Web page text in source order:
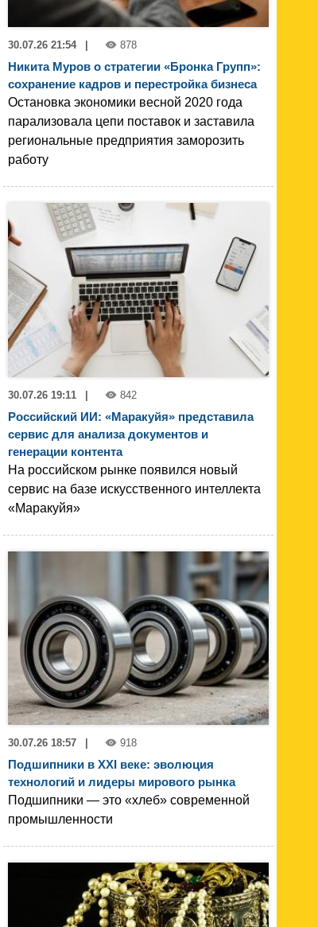
30.07.26 21:54 878
Никита Муров о стратегии «Бронка Групп»:
сохранение кадров и перестройка бизнеса
Остановка экономики весной 2020 года
парализовала цепи поставок и заставила
региональные предприятия заморозить
работу
30.07.26 19:11 | 842
Российский ИИ: «Маракуйя» представила
сервис для анализа документов и
генерации контента
На российском рынке появился новый
сервис на базе искусственного интеллекта
«Маракуйя»
30.07.26 18:57 918
Подшипники в XXI веке: эволюция
технологий и лидеры мирового рынка
Подшипники — это «хлеб» современной
промышленности